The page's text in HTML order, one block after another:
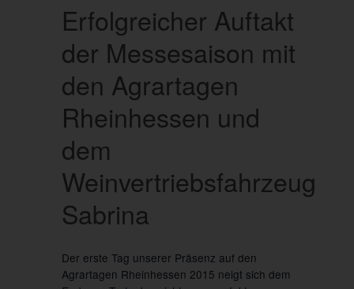
Erfolgreicher Auftakt
der Messesaison mit
den Agrartagen
Rheinhessen und
dem
Weinvertriebsfahrzeug
Sabrina
Der erste Tag unserer Präsenz auf den
Agrartagen Rheinhessen 2015 neigt sich dem